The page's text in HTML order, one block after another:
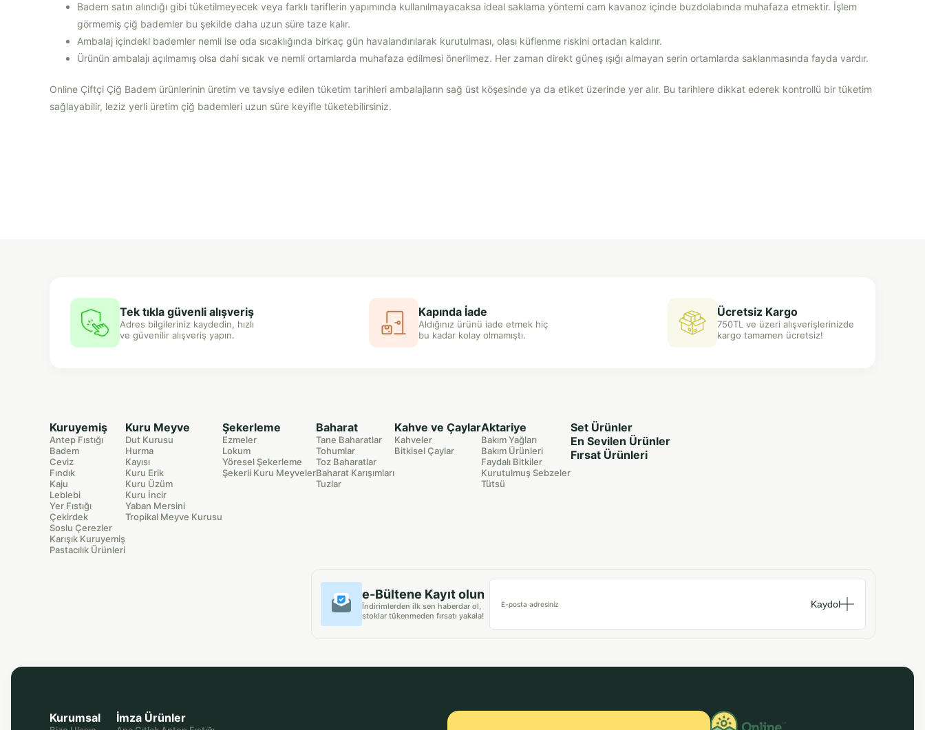
Badem satın alındığı gibi tüketilmeyecek veya farklı tariflerin yapımında kullanılmayacaksa ideal saklama yöntemi cam kavanoz içinde buzdolabında muhafaza etmektir. İşlem
görmemiş çiğ bademler bu şekilde daha uzun süre taze kalır.
Ambalaj içindeki bademler nemli ise oda sıcaklığında birkaç gün havalandırılarak kurutulması, olası küflenme riskini ortadan kaldırır.
Ürünün ambalajı açılmamış olsa dahi sıcak ve nemli ortamlarda muhafaza edilmesi önerilmez. Her zaman direkt güneş ışığı almayan serin ortamlarda saklanmasında fayda vardır.
Online Çiftçi Çiğ Badem ürünlerinin üretim ve tavsiye edilen tüketim tarihleri ambalajların sağ üst köşesinde ya da etiket üzerinde yer alır. Bu tarihlere dikkat ederek kontrollü bir tüketim
sağlayabilir, leziz yerli üretim çiğ bademleri uzun süre keyifle tüketebilirsiniz.
Tek tıkla güvenli alışveriş
Adres bilgileriniz kaydedin, hızlı
ve güvenilir alışveriş yapın.
Kapında İade
Aldığınız ürünü iade etmek hiç
bu kadar kolay olmamıştı.
Ücretsiz Kargo
750TL ve üzeri alışverişlerinizde
kargo tamamen ücretsiz!
Kuruyemiş
Antep Fıstığı
Badem
Ceviz
Fındık
Kaju
Leblebi
Yer Fıstığı
Çekirdek
Soslu Çerezler
Karışık Kuruyemiş
Pastacılık Ürünleri
Kuru Meyve
Dut Kurusu
Hurma
Kayısı
Kuru Erik
Kuru Üzüm
Kuru İncir
Yaban Mersini
Tropikal Meyve Kurusu
Şekerleme
Ezmeler
Lokum
Yöresel Şekerleme
Şekerli Kuru Meyveler
Baharat
Tane Baharatlar
Tohumlar
Toz Baharatlar
Baharat Karışımları
Tuzlar
Kahve ve Çaylar
Kahveler
Bitkisel Çaylar
Aktariye
Bakım Yağları
Bakım Ürünleri
Faydalı Bitkiler
Kurutulmuş Sebzeler
Tütsü
Set Ürünler
En Sevilen Ürünler
Fırsat Ürünleri
e-Bültene Kayıt olun
İndirimlerden ilk sen haberdar ol,
stoklar tükenmeden fırsatı yakala!
E-posta adresiniz Kaydol
Kurumsal İmza Ürünler